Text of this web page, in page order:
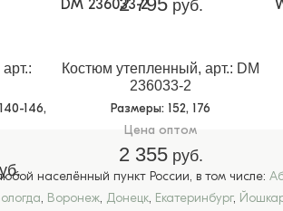
руб.
146,
Костюм утепленный, арт.: DM
236033-2
Размеры: 152, 176
Цена оптом
2 355руб.
населённый пункт России, в том числе:
, Воронеж, Донецк, Екатеринбург,